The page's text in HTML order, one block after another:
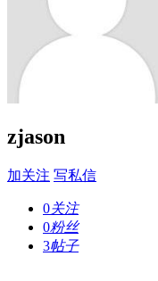
zjason
加关注 写私信
0关注
0粉丝
3帖子